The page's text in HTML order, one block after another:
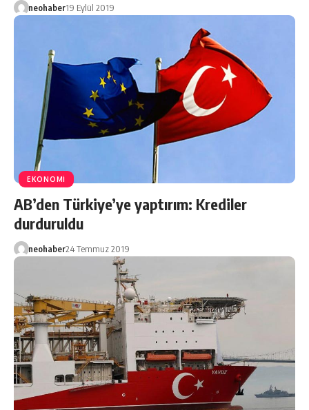
neohaber19 Eylül 2019
EKONOMİ
AB’den Türkiye’ye yaptırım: Krediler
durduruldu
neohaber24 Temmuz 2019